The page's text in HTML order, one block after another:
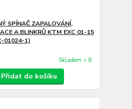
SPÍNAČ ZAPALOVÁNÍ,
A BLINKRŮ KTM EXC 01-15
01024-1)
Skladem > 8
Přidat do košíku